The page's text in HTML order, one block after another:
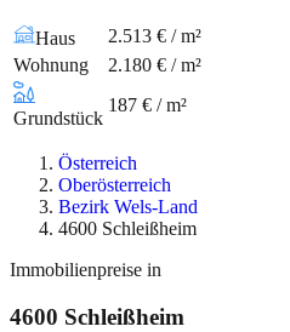
Haus
2.513 € / m²
Wohnung
2.180 € / m²
Grundstück
187 € / m²
Österreich
Oberösterreich
Bezirk Wels-Land
4600 Schleißheim
Immobilienpreise in
4600 Schleißheim